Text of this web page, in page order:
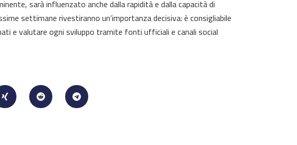
sarà influenzato anche dalla rapidità e dalla capacità di
settimane rivestiranno un’importanza decisiva: è consigliabile
e valutare ogni sviluppo tramite fonti ufficiali e canali social